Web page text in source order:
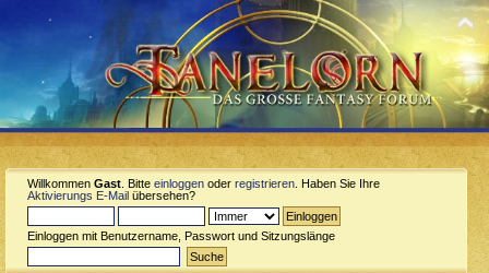
Willkommen Gast . Bitte einloggen oder registrieren . Haben Sie Ihre
Aktivierungs E-Mail übersehen?
Einloggen mit Benutzername, Passwort und Sitzungslänge